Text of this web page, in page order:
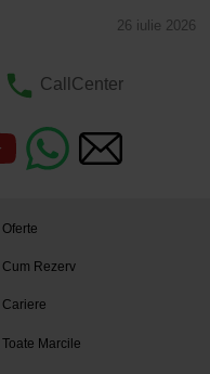
26 iulie 2026
CallCenter
Oferte
Cum Rezerv
Cariere
Toate Marcile